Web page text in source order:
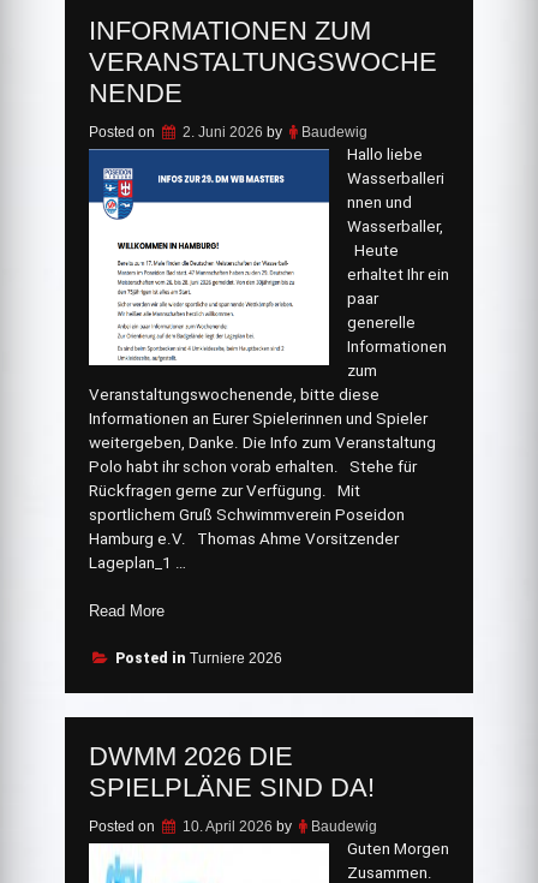
INFORMATIONEN ZUM
VERANSTALTUNGSWOCHE
NENDE
Posted on 2. Juni 2026 by Baudewig
Hallo liebe
Wasserballeri
nnen und
Wasserballer,
Heute
erhaltet Ihr ein
paar
generelle
Informationen
zum
Veranstaltungswochenende, bitte diese
Informationen an Eurer Spielerinnen und Spieler
weitergeben, Danke. Die Info zum Veranstaltung
Polo habt ihr schon vorab erhalten. Stehe für
Rückfragen gerne zur Verfügung. Mit
sportlichem Gruß Schwimmverein Poseidon
Hamburg e.V. Thomas Ahme ‎Vorsitzender
Lageplan_1 …
Read More„Informationen
Veranstaltungswochenende“
Posted in Turniere 2026
DWMM 2026 DIE
SPIELPLÄNE SIND DA!
Posted on 10. April 2026 by Baudewig
Guten Morgen
Zusammen.